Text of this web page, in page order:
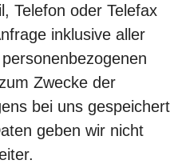
Telefon oder Telefax
inklusive aller
Zwecke der
bei uns gespeichert
geben wir nicht